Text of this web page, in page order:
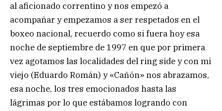
al aficionado correntino y nos empezó a
acompañar y empezamos a ser respetados en el
boxeo nacional, recuerdo como si fuera hoy esa
noche de septiembre de 1997 en que por primera
vez agotamos las localidades del ring side y con mi
viejo (Eduardo Román) y «Cañón» nos abrazamos,
esa noche, los tres emocionados hasta las
lágrimas por lo que estábamos logrando con